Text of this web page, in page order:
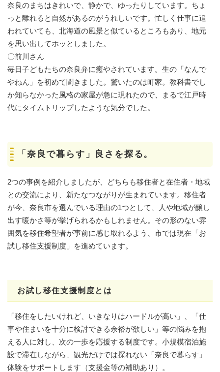
奈良のまちはきれいで、静かで、ゆったりしています。ちょ
っと離れると自然があるのがうれしいです。忙しく仕事に追
われていても、北海道の風景と似ているところもあり、地元
を思い出してホッとしました。
〇前川さん
毎日子どもたちの奈良弁に癒やされています。生の「なんで
やねん」を初めて聞きました。驚いたのは町家。教科書でし
か知らなかった風格の家屋が急に現れたので、まるで江戸時
代にタイムトリップしたような気分でした。
「奈良で暮らす」良さを探る。
2つの事例を紹介しましたが、どちらも移住者と在住者・地域
との交流により、新たなつながりが生まれています。移住者
が今、奈良市を選んでいる理由の1つとして、人や地域が醸し
出す暖かさ等が挙げられるかもしれません。その形のない雰
囲気を移住希望者が事前に感じ取れるよう、市では現在「お
試し移住支援制度」を進めています。
お試し移住支援制度とは
「移住をしたいけれど、いきなりはハードルが高い」、「仕
事や住まいを十分に検討できる余裕が欲しい」等の悩みを抱
える人に対し、次の一歩を応援する制度です。小規模宿泊施
設で滞在しながら、観光だけでは探れない「奈良で暮らす」
体験をサポートします（支援金等の補助あり）。